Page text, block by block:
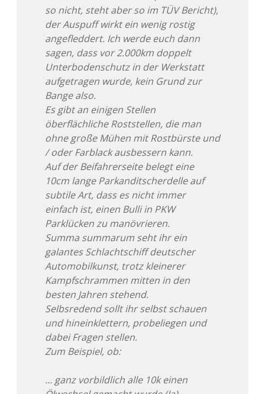
so nicht, steht aber so im TÜV Bericht),
der Auspuff wirkt ein wenig rostig
angefleddert. Ich werde euch dann
sagen, dass vor 2.000km doppelt
Unterbodenschutz in der Werkstatt
aufgetragen wurde, kein Grund zur
Bange also.
Es gibt an einigen Stellen
öberflächliche Roststellen, die man
ohne große Mühen mit Rostbürste und
/ oder Farblack ausbessern kann.
Auf der Beifahrerseite belegt eine
10cm lange Parkanditscherdelle auf
subtile Art, dass es nicht immer
einfach ist, einen Bulli in PKW
Parklücken zu manövrieren.
Summa summarum seht ihr ein
galantes Schlachtschiff deutscher
Automobilkunst, trotz kleinerer
Kampfschrammen mitten in den
besten Jahren stehend.
Selbsredend sollt ihr selbst schauen
und hineinklettern, probeliegen und
dabei Fragen stellen.
Zum Beispiel, ob:
… ganz vorbildlich alle 10k einen